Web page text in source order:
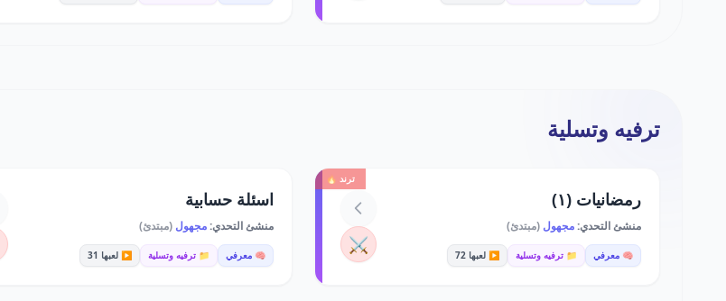
ترفيه وتسلية
ترند 🔥
رمضانيات (١)
منشئ التحدي:مجهول (مبتدئ)
🧠 معرفي 📁 ترفيه وتسلية ▶️ لعبها 72 ⚔️
اسئلة حسابية
منشئ التحدي:مجهول(مبتدئ)
🧠 معرفي 📁 ترفيه وتسلية ▶️ لعبها 31